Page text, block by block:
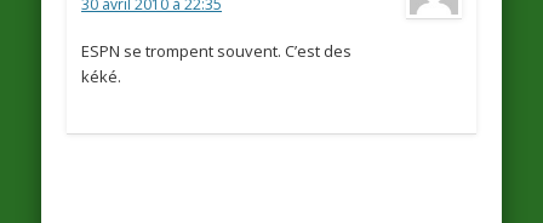
ESPN se trompent souvent. C’est des
kéké.